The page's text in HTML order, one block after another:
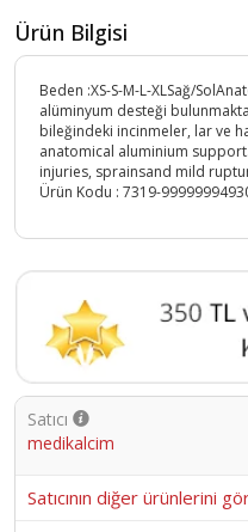
Ürün Bilgisi
Beden :XS-S-M-L-XLSağ/
alüminyum desteği
bileğindeki incinmeler, lar ve
anatomical aluminium
injuries, sprainsand mild
Ürün Kodu : 7319-
Satıcı
medikalcim
Satıcının diğer ürünlerini